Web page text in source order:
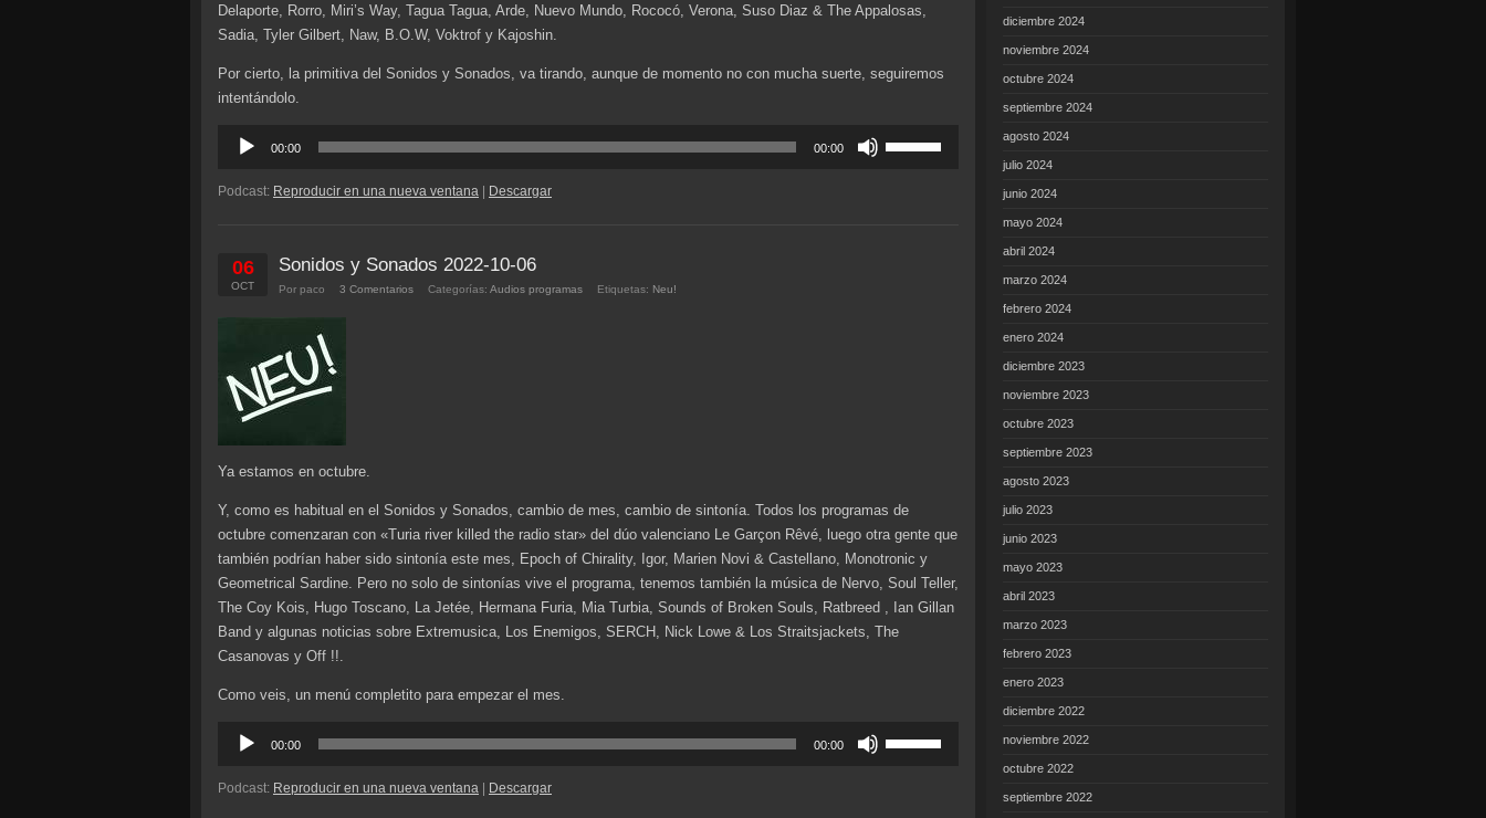
Delaporte, Rorro, Miri’s Way, Tagua Tagua, Arde, Nuevo Mundo, Rococó, Verona, Suso Diaz & The Appalosas,
Sadia, Tyler Gilbert, Naw, B.O.W, Voktrof y Kajoshin.
Por cierto, la primitiva del Sonidos y Sonados, va tirando, aunque de momento no con mucha suerte, seguiremos
intentándolo.
Reproductor
audio
00:00 00:00
Podcast: Reproducir en una nueva ventana | Descargar
06
OCT
Sonidos y Sonados 2022-10-06
Por paco 3 Comentarios Categorías: Audios programas Etiquetas: Neu!
Ya estamos en octubre.
Y, como es habitual en el Sonidos y Sonados, cambio de mes, cambio de sintonía. Todos los programas de
octubre comenzaran con «Turia river killed the radio star» del dúo valenciano Le Garçon Rêvé, luego otra gente que
también podrían haber sido sintonía este mes, Epoch of Chirality, Igor, Marien Novi & Castellano, Monotronic y
Geometrical Sardine. Pero no solo de sintonías vive el programa, tenemos también la música de Nervo, Soul Teller,
The Coy Kois, Hugo Toscano, La Jetée, Hermana Furia, Mia Turbia, Sounds of Broken Souls, Ratbreed , Ian Gillan
Band y algunas noticias sobre Extremusica, Los Enemigos, SERCH, Nick Lowe & Los Straitsjackets, The
Casanovas y Off !!.
Como veis, un menú completito para empezar el mes.
Reproductor
audio
00:00 00:00
Podcast: Reproducir en una nueva ventana | Descargar
diciembre 2024
noviembre 2024
octubre 2024
septiembre 2024
agosto 2024
julio 2024
junio 2024
mayo 2024
abril 2024
marzo 2024
febrero 2024
enero 2024
diciembre 2023
noviembre 2023
octubre 2023
septiembre 2023
agosto 2023
julio 2023
junio 2023
mayo 2023
abril 2023
marzo 2023
febrero 2023
enero 2023
diciembre 2022
noviembre 2022
octubre 2022
septiembre 2022